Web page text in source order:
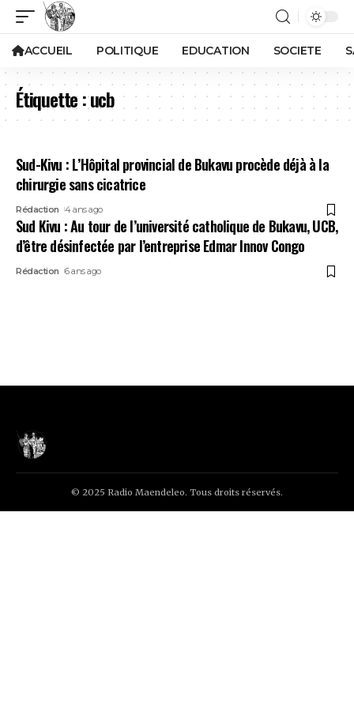
ACCUEIL POLITIQUE EDUCATION SOCIETE
Étiquette :ucb
Sud-Kivu : L’Hôpital provincial de Bukavu procède déjà à la
chirurgie sans cicatrice
Rédaction 4 ans ago
Sud Kivu : Au tour de l’université catholique de Bukavu, UCB,
d’être désinfectée par l’entreprise Edmar Innov Congo
Rédaction 6 ans ago
© 2025 Radio Maendeleo. Tous droits réservés.